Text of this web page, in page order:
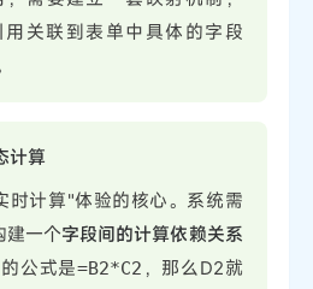
关联到表单中具体的字段
计算
时计算"体验的核心。系统需
建一个字段间的计算依赖关系
公式是=B2*C2 ，那么D2就